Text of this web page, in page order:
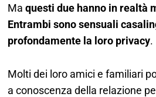
Maquesti due hanno in realtà
Entrambi sono sensuali
profondamente la loro privacy.
Molti dei loro amici e familiari
a conoscenza della relazione